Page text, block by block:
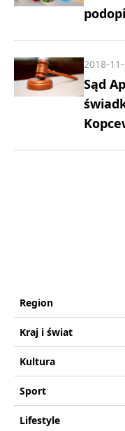
Sąd
2018-
Region
Kraj i świat
Kultura
Sport
Lifestyle